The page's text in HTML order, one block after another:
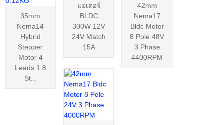
35mm
Nema14
Hybrid
Stepper
Motor 4
Leads 1.8
St...
มอเตอร์
BLDC
300W 12V
24V Match
15A
42mm
Nema17
Bldc Motor
8 Pole 48V
3 Phase
4400RPM